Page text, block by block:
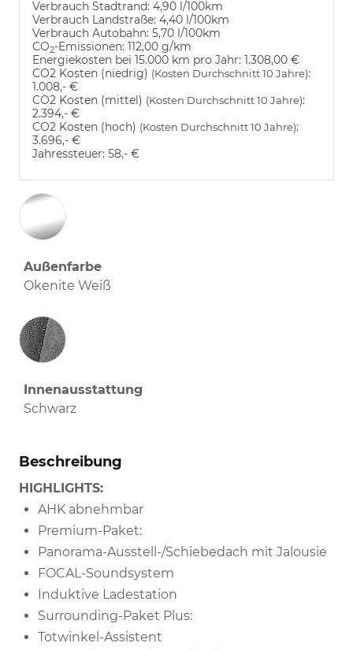
Verbrauch Stadtrand: 4,90 l/100km
Verbrauch Landstraße: 4,40 l/100km
Verbrauch Autobahn: 5,70 l/100km
CO2-Emissionen: 112,00 g/km
Energiekosten bei 15.000 km pro Jahr: 1.308,00 €
CO2 Kosten (niedrig) (Kosten Durchschnitt 10 Jahre):
1.008,- €
CO2 Kosten (mittel) (Kosten Durchschnitt 10 Jahre):
2.394,- €
CO2 Kosten (hoch) (Kosten Durchschnitt 10 Jahre):
3.696,- €
Jahressteuer: 58,- €
Außenfarbe
Okenite Weiß
Innenausstattung
Innenausstattung
Schwarz
Beschreibung
HIGHLIGHTS:
AHK abnehmbar
Premium-Paket:
Panorama-Ausstell-/Schiebedach mit Jalousie
FOCAL-Soundsystem
Induktive Ladestation
Surrounding-Paket Plus:
Totwinkel-Assistent